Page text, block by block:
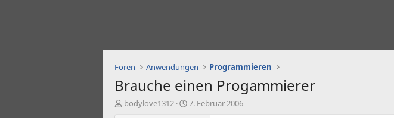
Foren Anwendungen Programmieren
Brauche einen Progammierer
E
bodylove1312
E
7. Februar 2006